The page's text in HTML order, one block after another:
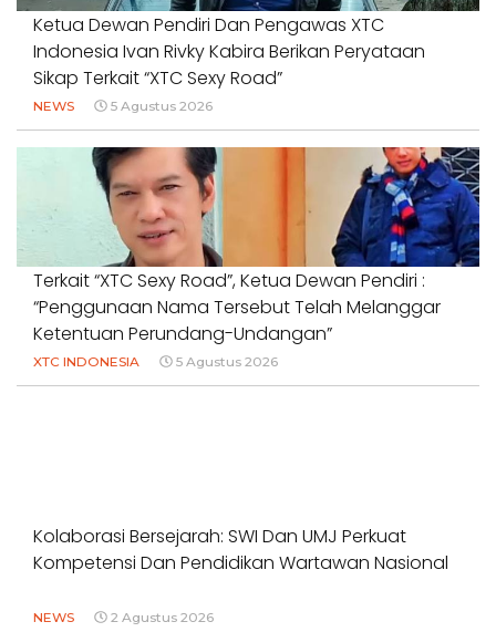
Ketua Dewan Pendiri Dan Pengawas XTC
Indonesia Ivan Rivky Kabira Berikan Peryataan
Sikap Terkait “XTC Sexy Road”
NEWS 5 Agustus 2026
Terkait “XTC Sexy Road”, Ketua Dewan Pendiri :
“Penggunaan Nama Tersebut Telah Melanggar
Ketentuan Perundang-Undangan”
XTC INDONESIA 5 Agustus 2026
Kolaborasi Bersejarah: SWI Dan UMJ Perkuat
Kompetensi Dan Pendidikan Wartawan Nasional
NEWS 2 Agustus 2026